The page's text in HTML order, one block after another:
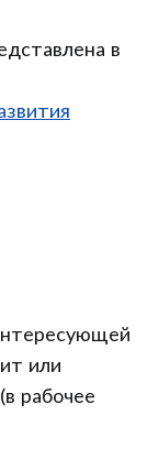
в
или
рабочее